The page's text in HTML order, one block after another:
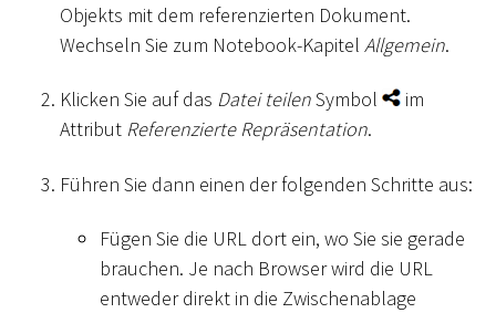
Objekts mit dem referenzierten Dokument.
Wechseln Sie zum Notebook-Kapitel Allgemein.
Klicken Sie auf das Datei teilenSymbol
im
Attribut Referenzierte Repräsentation.
Führen Sie dann einen der folgenden Schritte aus:
Fügen Sie die URL dort ein, wo Sie sie gerade
brauchen. Je nach Browser wird die URL
entweder direkt in die Zwischenablage